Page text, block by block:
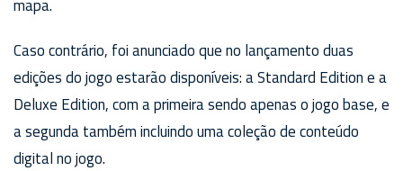
mapa.
Caso contrário, foi anunciado que no lançamento duas
edições do jogo estarão disponíveis: a Standard Edition e a
Deluxe Edition, com a primeira sendo apenas o jogo base, e
a segunda também incluindo uma coleção de conteúdo
digital no jogo.